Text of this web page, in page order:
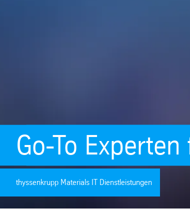
Go-To
thyssenkrupp Materials IT Dienstleistungen